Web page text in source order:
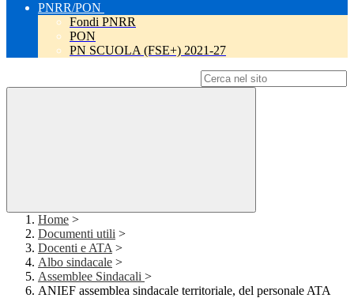
PNRR/PON
Fondi PNRR
PON
PN SCUOLA (FSE+) 2021-27
Home >
Documenti utili >
Docenti e ATA >
Albo sindacale >
Assemblee Sindacali >
ANIEF assemblea sindacale territoriale, del personale ATA